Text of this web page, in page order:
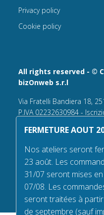
All rights reserved - ©
bizOnweb s.r.l
Via Fratelli Bandiera 18,
P.IVA 02232630984 -
n° REA 432569 Capitale
Tel +39.030 6394506
Email:info@flagsonline.fr
PEC
Privacy policy
Cookie policy
FERMETURE AOUT
Nos ateliers seront
23 août. Les
31/07 seront mises
07/08. Les
seront traitées à
de septembre (sauf